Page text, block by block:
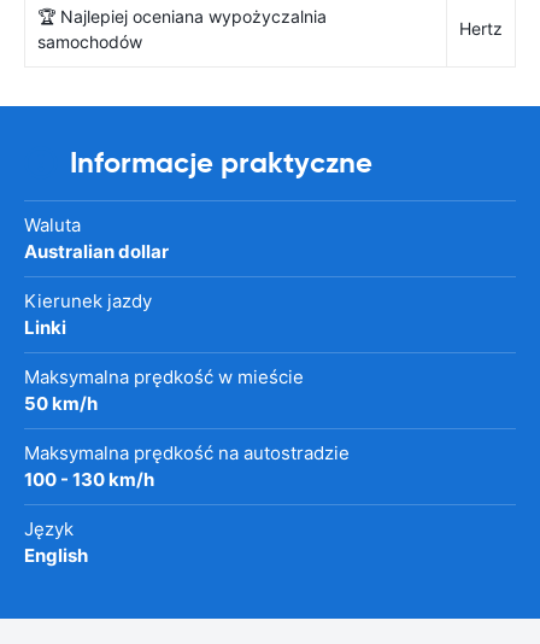
🏆 Najlepiej oceniana wypożyczalnia
samochodów
Hertz
Informacje praktyczne
Waluta
Australian dollar
Kierunek jazdy
Linki
Maksymalna prędkość w mieście
50 km/h
Maksymalna prędkość na autostradzie
100 - 130 km/h
Język
English